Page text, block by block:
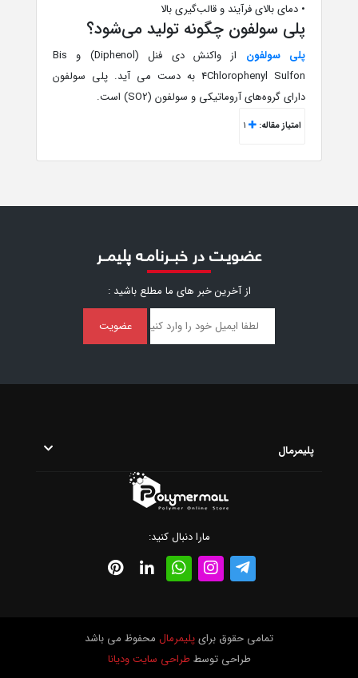
• دمای بالای فرآیند و قالب‌گیری بالا
پلی سولفون چگونه تولید می‌شود؟
پلی سولفون
از واکنش دی فنل (Diphenol) و Bis
4Chlorophenyl Sulfon به دست می آید. پلی سولفون
دارای گروه‌های آروماتیکی و سولفون (SO2) است.
امتیاز مقاله: 1
عضویـت در خبــرنامـه پلیمــر
از آخرین خبر ‌های ما مطلع باشید :
عضویت
پلیمرمال
مارا دنبال کنید:
تمامی حقوق برایپلیمرمال محفوظ می باشد
طراحی توسططراحی سایت ودیانا